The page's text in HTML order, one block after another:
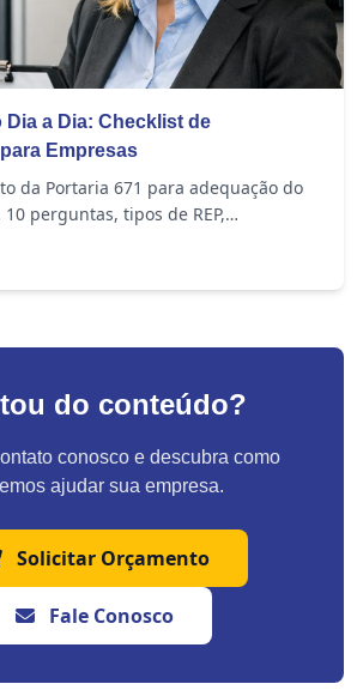
Dia a Dia: Checklist de
Empresas
da Portaria 671 para adequação do
perguntas, tipos de REP,
do conteúdo?
conosco e descubra como
ajudar sua empresa.
Solicitar Orçamento
Fale Conosco